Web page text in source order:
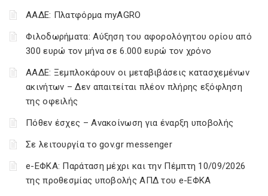
ΑΑΔΕ: Πλατφόρμα myAGRO
Φιλοδωρήματα: Αύξηση του αφορολόγητου ορίου από
300 ευρώ τον μήνα σε 6.000 ευρώ τον χρόνο
ΑΑΔΕ: Ξεμπλοκάρουν οι μεταβιβάσεις κατασχεμένων
ακινήτων – Δεν απαιτείται πλέον πλήρης εξόφληση
της οφειλής
Πόθεν έσχες – Ανακοίνωση για έναρξη υποβολής
Σε λειτουργία το gov.gr messenger
e-ΕΦΚΑ: Παράταση μέχρι και την Πέμπτη 10/09/2026
της προθεσμίας υποβολής ΑΠΔ του e-ΕΦΚΑ